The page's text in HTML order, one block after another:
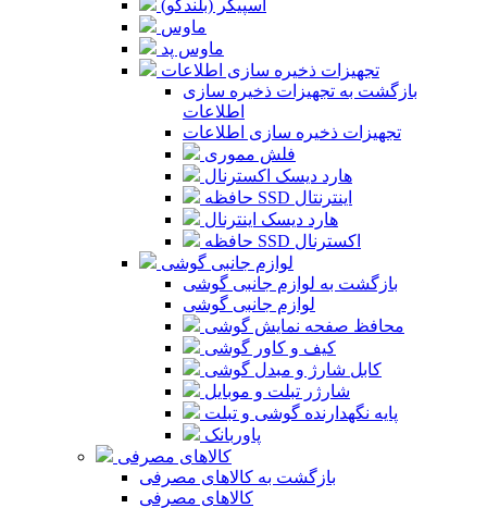
اسپیکر (بلندگو)
ماوس
ماوس پد
تجهیزات ذخیره سازی اطلاعات
بازگشت به تجهیزات ذخیره سازی
اطلاعات
تجهیزات ذخیره سازی اطلاعات
فلش مموری
هارد دیسک اکسترنال
حافظه SSD اینترنتال
هارد دیسک اینترنال
حافظه SSD اکسترنال
لوازم جانبی گوشی
بازگشت به لوازم جانبی گوشی
لوازم جانبی گوشی
محافظ صفحه نمایش گوشی
کیف و کاور گوشی
کابل شارژ و مبدل گوشی
شارژر تبلت و موبایل
پایه نگهدارنده گوشی و تبلت
پاوربانک
کالاهای مصرفی
بازگشت به کالاهای مصرفی
کالاهای مصرفی